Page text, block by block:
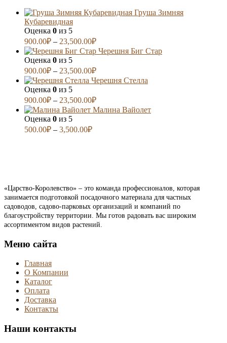
Груша Зимняя
Кубаревидная
Оценка 0 из 5
900.00₽ – 23,500.00₽
Черешня Биг Стар
Оценка 0 из 5
900.00₽ – 23,500.00₽
Черешня Стелла
Оценка 0 из 5
900.00₽ – 23,500.00₽
Малина Вайолет
Оценка 0 из 5
500.00₽ – 3,500.00₽
«Царство-Королевство» – это команда профессионалов, которая
занимается подготовкой посадочного материала для частных
садоводов, садово-парковых организаций и компаний по
благоустройству территории. Мы готов радовать вас широким
ассортиментом видов растений.
Меню сайта
Главная
О Компании
Каталог
Оплата
Доставка
Контакты
Наши контакты